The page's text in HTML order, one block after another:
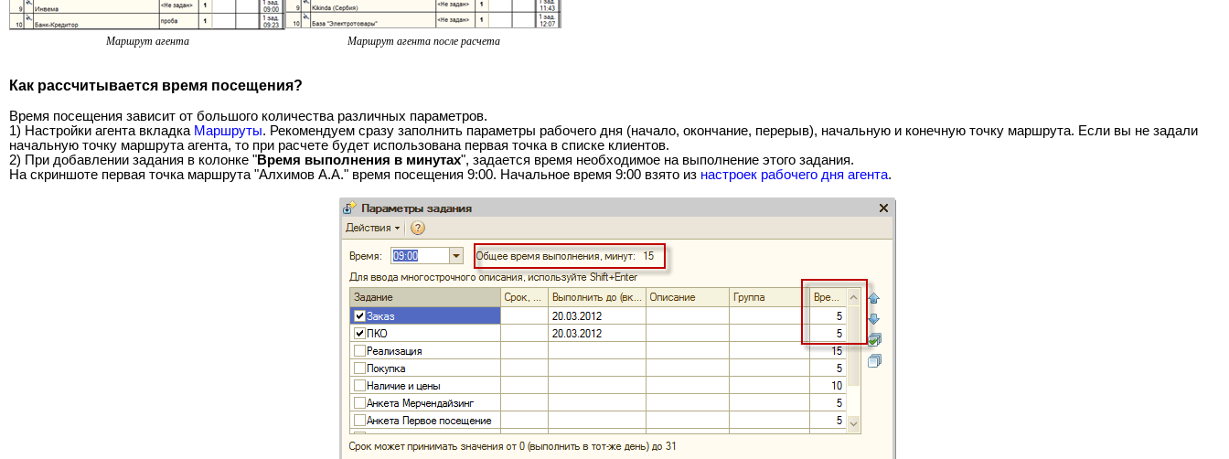
Маршрут агента Маршрут агента после расчета
Как рассчитывается время посещения?
Время посещения зависит от большого количества различных параметров.
1) Настройки агента вкладка Маршруты. Рекомендуем сразу заполнить параметры рабочего дня (начало, окончание, перерыв), начальную и конечную точку маршрута. Если вы не задали
начальную точку маршрута агента, то при расчете будет использована первая точка в списке клиентов.
2) При добавлении задания в колонке "Время выполнения в минутах", задается время необходимое на выполнение этого задания.
На скриншоте первая точка маршрута "Алхимов А.А." время посещения 9:00. Начальное время 9:00 взято из настроек рабочего дня агента.